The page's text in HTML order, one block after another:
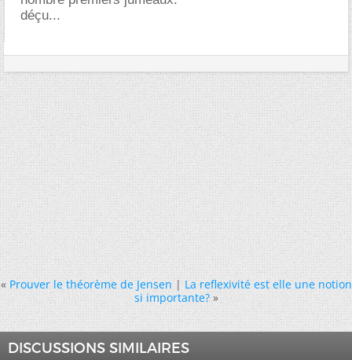
déçu...
« Prouver le théorème de Jensen|La reflexivité est elle une notion
si importante? »
DISCUSSIONS SIMILAIRES